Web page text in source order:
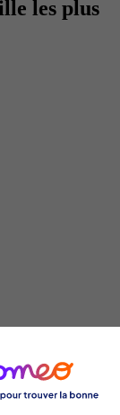
les plus